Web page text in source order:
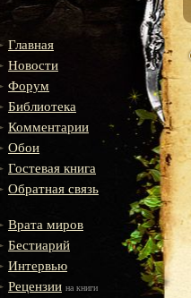
Главная
Новости
Форум
Библиотека
Комментарии
Обои
Гостевая книга
Обратная связь
Врата миров
Бестиарий
Интервью
Рецензии на книги